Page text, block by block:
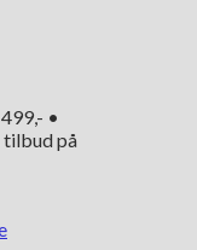
•
på